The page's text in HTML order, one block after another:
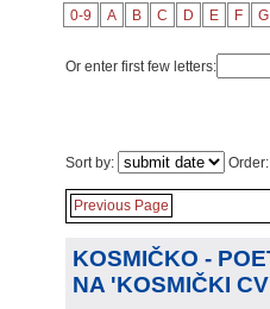
0-9 A B C D E F G
Or enter first few letters:
Sort by: Order:
Previous Page
KOSMIČKO -
NA 'KOSMIČKI